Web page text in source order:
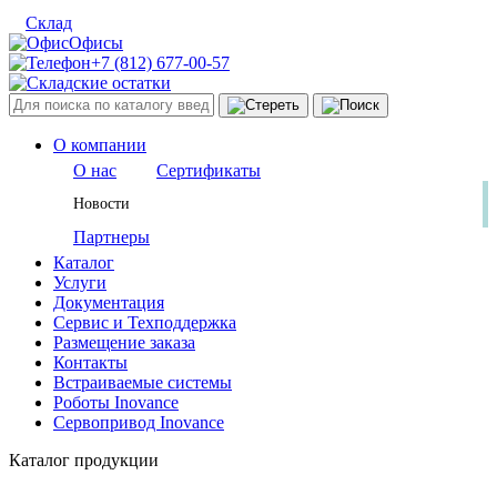
Склад
Офисы
+7 (812) 677-00-57
О компании
О нас
Сертификаты
Новости
Партнеры
Каталог
Услуги
Документация
Сервис и Техподдержка
Размещение заказа
Контакты
Встраиваемые системы
Роботы Inovance
Сервопривод Inovance
Каталог продукции